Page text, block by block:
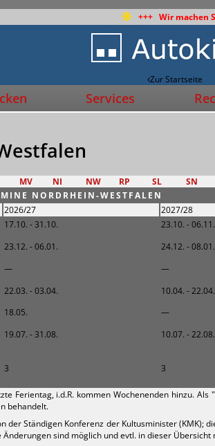
+++ Wir machen
Zur Startseite
Services
MV NI NW RP SL SN
NORDRHEIN-WESTFALEN
2026/27
2027/28
17.10. - 31.10. 23.10. - 06.11.
23.12. - 06.01.
24.12. - 08.01.
—
—
22.03. - 03.04.
10.04. - 22.04.
18.05. —
19.07. - 31.08. 10.07. - 22.08.
3 3
Ferientag, i.d.R. kommen Wochenenden hinzu.
behandelt.
der Ständigen Konferenz der Kultusminister (KMK);
sind möglich und evtl. in dieser Übersicht